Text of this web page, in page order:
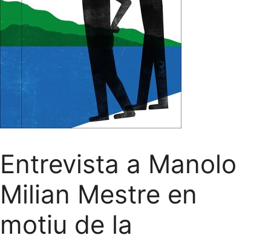
Entrevista a Manolo
Milian Mestre en
motiu de la